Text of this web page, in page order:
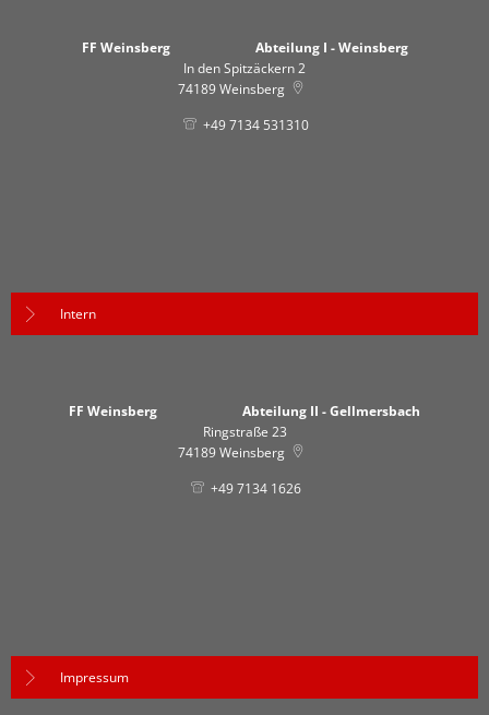
FF Weinsberg Abteilung I - Weinsberg
In den Spitzäckern 2
74189Weinsberg
+49 7134 531310
Intern
FF Weinsberg Abteilung II - Gellmersbach
Ringstraße 23
74189Weinsberg
+49 7134 1626
Impressum